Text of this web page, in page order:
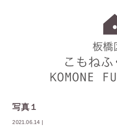
写真１
2021.06.14